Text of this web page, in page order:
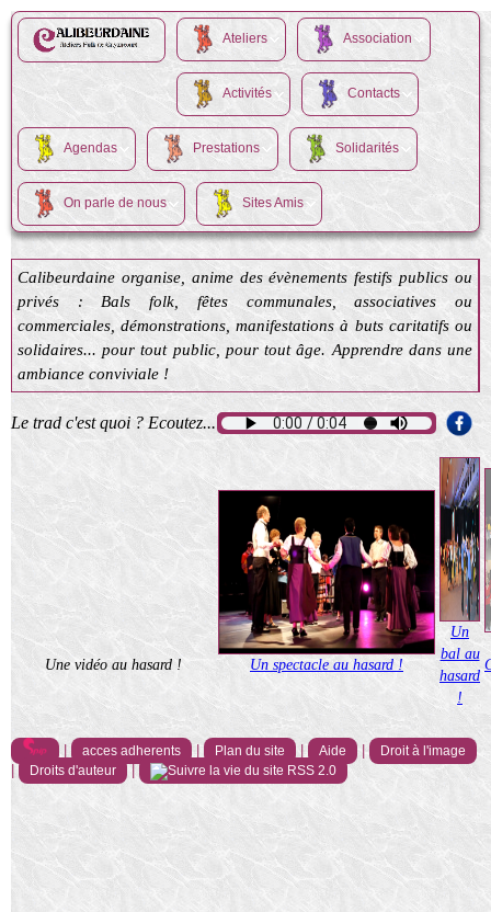
Ateliers Association
Activités Contacts
Agendas Prestations Solidarités
On parle de nous Sites Amis
Calibeurdaine organise, anime des évènements festifs publics ou
privés : Bals folk, fêtes communales, associatives ou
commerciales, démonstrations, manifestations à buts caritatifs ou
solidaires... pour tout public, pour tout âge. Apprendre dans une
ambiance conviviale !
Le trad c'est quoi ? Ecoutez...
Une vidéo au hasard ! Un spectacle au hasard !
Un
bal au
hasard
!
acces adherents Plan du site Aide | Droit à l'image
Droits d'auteur RSS 2.0